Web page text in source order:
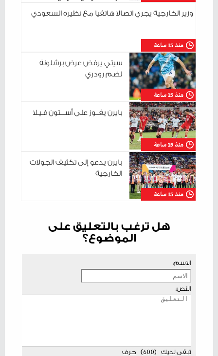
للإعلام الوطني
منذ 15 ساعة
وزير الخارجية يجري اتصالا هاتفيا مع نظيره السعودي
منذ 15 ساعة
سيتي يرفض عرض برشلونة
لضم رودري
منذ 15 ساعة
بايرن يفــوز على أســـتون فـيـلا
منذ 15 ساعة
بايرن يدعو إلى تكثيف الجولات
الخارجية
هل ترغب بالتعليق على
الموضوع؟
الاسم:
النص:
تبقى لديك (
600
) حرف